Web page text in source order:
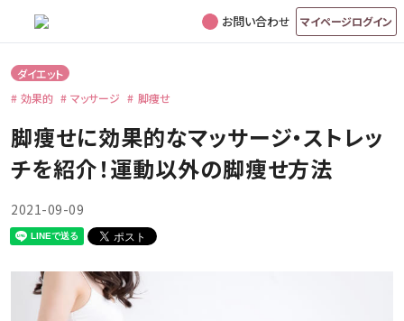
お問い合わせ マイページログイン
ダイエット
効果的
マッサージ 脚痩せ
脚痩せに効果的なマッサージ・ストレッ
チを紹介！運動以外の脚痩せ方法
2021-09-09